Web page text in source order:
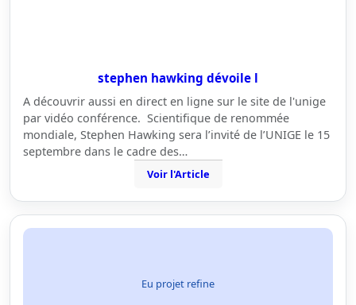
stephen hawking dévoile l
A découvrir aussi en direct en ligne sur le site de l'unige
par vidéo conférence. Scientifique de renommée
mondiale, Stephen Hawking sera l’invité de l’UNIGE le 15
septembre dans le cadre des…
Voir l'Article
Eu projet refine